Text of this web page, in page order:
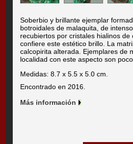
Soberbio y brillante ejemplar
botroidales de malaquita, de
recubiertos por cristales hialinos de
confiere este estético brillo. La
calcopirita alterada. Ejemplares de
localidad con este aspecto son
Medidas: 8.7 x 5.5 x 5.0 cm.
Encontrado en 2016.
Más información